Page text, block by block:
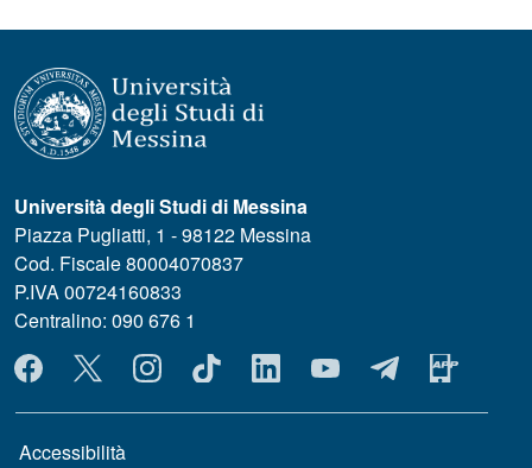
Università degli Studi di Messina
Piazza Pugliatti, 1 - 98122 Messina
Cod. Fiscale 80004070837
P.IVA 00724160833
Centralino: 090 676 1
MENÙ SOCIAL
MENÙ FOOTER 1
Accessibilità